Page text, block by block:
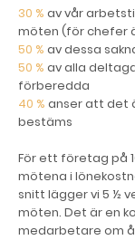
30 % av vår
möten (för chefer
50 % av dessa
50 % av alla
förberedda
40 % anser att det
bestäms
För ett företag på
mötena i
snitt lägger vi 5 ½
möten. Det är en
medarbetare om